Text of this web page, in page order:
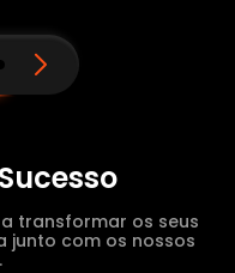
transformar os seus
junto com os nossos